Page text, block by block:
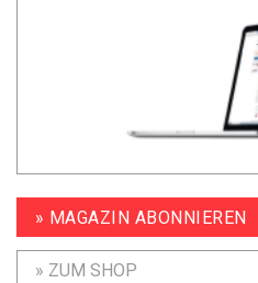
» MAGAZIN ABONNIEREN
» ZUM SHOP